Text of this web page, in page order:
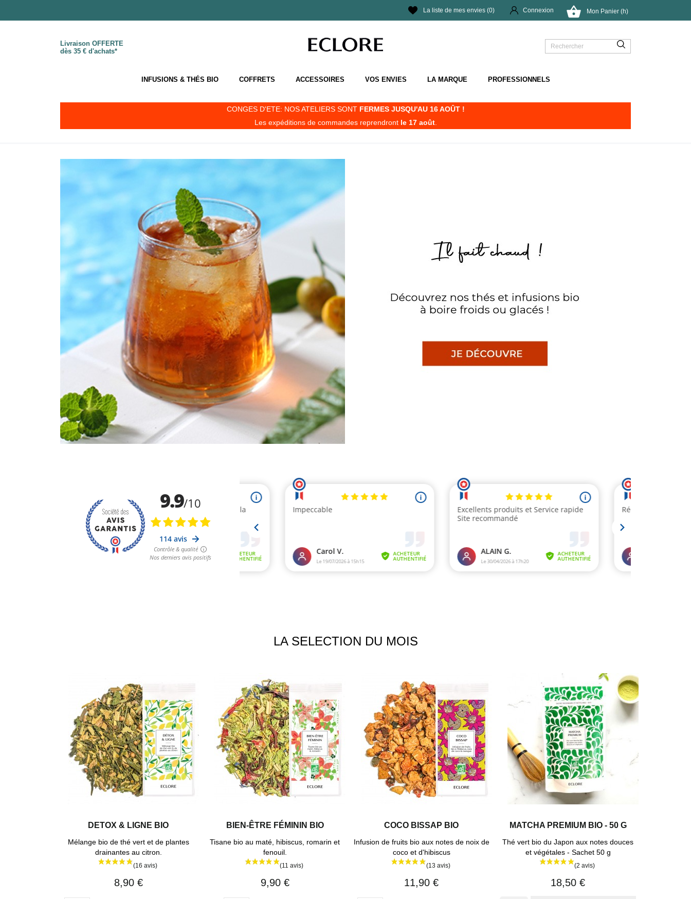
La liste de mes envies (0) Connexion  Mon Panier (h)
Livraison OFFERTE
dès 35 € d'achats*
INFUSIONS & THÉS BIO COFFRETS ACCESSOIRES VOS ENVIES LA MARQUE PROFESSIONNELS
CONGES D'ETE: NOS ATELIERS SONT FERMES JUSQU'AU 16 AOÛT !
Les expéditions de commandes reprendront le 17 août.
LA SELECTION DU MOIS
DETOX & LIGNE BIO
Mélange bio de thé vert et de plantes
drainantes au citron.
8,90 €
BIEN-ÊTRE FÉMININ BIO
Tisane bio au maté, hibiscus, romarin et
fenouil.
9,90 €
COCO BISSAP BIO
Infusion de fruits bio aux notes de noix de
coco et d'hibiscus
11,90 €
MATCHA PREMIUM BIO - 50 G
Thé vert bio du Japon aux notes douces
et végétales - Sachet 50 g
18,50 €